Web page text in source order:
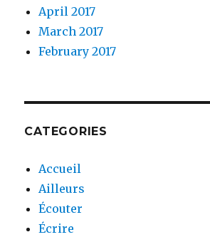
April 2017
March 2017
February 2017
CATEGORIES
Accueil
Ailleurs
Écouter
Écrire